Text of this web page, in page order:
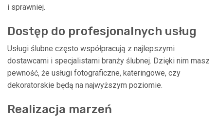
i sprawniej.
Dostęp do profesjonalnych usług
Usługi ślubne często współpracują z najlepszymi
dostawcami i specjalistami branży ślubnej. Dzięki nim masz
pewność, że usługi fotograficzne, kateringowe, czy
dekoratorskie będą na najwyższym poziomie.
Realizacja marzeń